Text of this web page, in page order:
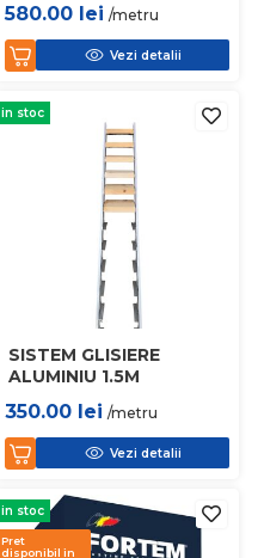
580.00 lei /metru
Vezi detalii
in stoc
SISTEM GLISIERE
ALUMINIU 1.5M
350.00 lei /metru
Vezi detalii
in stoc
Pret
disponibil in